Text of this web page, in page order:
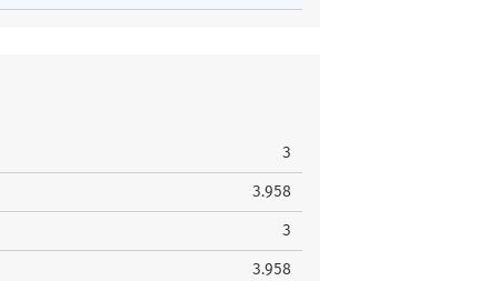
3
3.958
3
3.958